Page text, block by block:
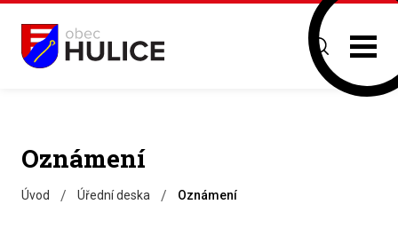
Oznámení
Úvod / Úřední deska / Oznámení